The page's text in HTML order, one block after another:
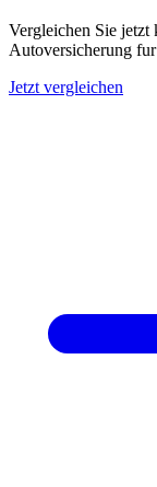
Vergleichen Sie jetzt
Autoversicherung
Jetzt vergleichen